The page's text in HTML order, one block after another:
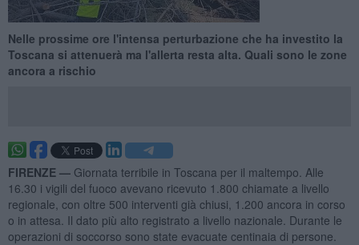
Nelle prossime ore l'intensa perturbazione che ha investito la
Toscana si attenuerà ma l'allerta resta alta. Quali sono le zone
ancora a rischio
FIRENZE — Giornata terribile in Toscana per il maltempo. Alle
16.30 i vigili del fuoco avevano ricevuto 1.800 chiamate a livello
regionale, con oltre 500 interventi già chiusi, 1.200 ancora in corso
o in attesa. Il dato più alto registrato a livello nazionale. Durante le
operazioni di soccorso sono state evacuate centinaia di persone.